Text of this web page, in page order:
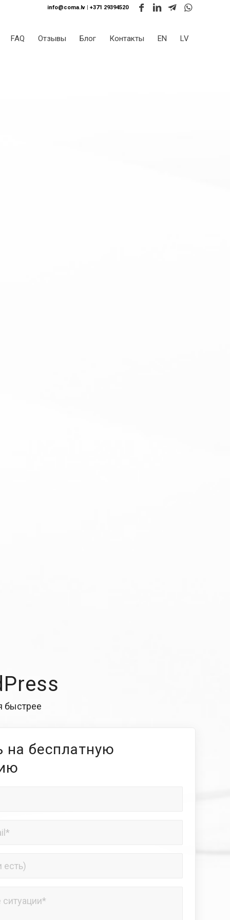
info@coma.lv | +371 29394520
FAQ Отзывы Блог Контакты EN LV
быстрее
на бесплатную